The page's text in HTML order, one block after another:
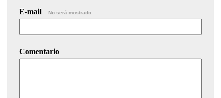
E-mail No será mostrado.
Comentario